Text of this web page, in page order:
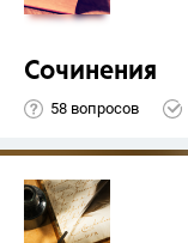
Сочинения
58 вопросов